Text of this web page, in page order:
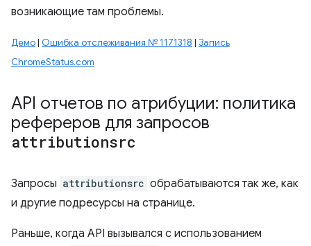
возникающие там проблемы.
Демо| Ошибка отслеживания № 1171318 | Запись
ChromeStatus.com
API отчетов по атрибуции: политика
рефереров для запросов
attributionsrc
Запросы attributionsrc обрабатываются так же, как
и другие подресурсы на странице.
Раньше, когда API вызывался с использованием